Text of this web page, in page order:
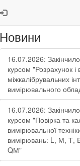
Новини
16.07.2026:
курсом "Розрахунок і
міжкалібрувальних
вимірювального
16.07.2026:
курсом "Повірка та
вимірювальної
вимірювань: L, М, Т,
QМ"